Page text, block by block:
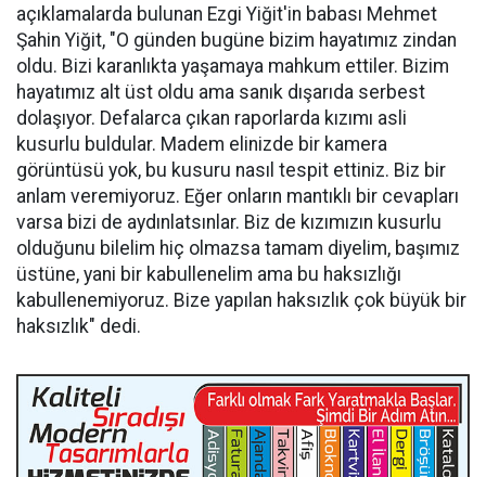
açıklamalarda bulunan Ezgi Yiğit'in babası Mehmet
Şahin Yiğit, "O günden bugüne bizim hayatımız zindan
oldu. Bizi karanlıkta yaşamaya mahkum ettiler. Bizim
hayatımız alt üst oldu ama sanık dışarıda serbest
dolaşıyor. Defalarca çıkan raporlarda kızımı asli
kusurlu buldular. Madem elinizde bir kamera
görüntüsü yok, bu kusuru nasıl tespit ettiniz. Biz bir
anlam veremiyoruz. Eğer onların mantıklı bir cevapları
varsa bizi de aydınlatsınlar. Biz de kızımızın kusurlu
olduğunu bilelim hiç olmazsa tamam diyelim, başımız
üstüne, yani bir kabullenelim ama bu haksızlığı
kabullenemiyoruz. Bize yapılan haksızlık çok büyük bir
haksızlık" dedi.